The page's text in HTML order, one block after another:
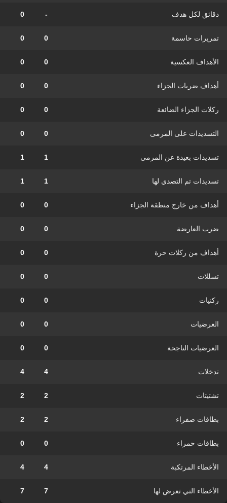
دقائق لكل هدف -
0
تمريرات حاسمة 0
0
الأهداف العكسية 0
0
أهداف ضربات الجزاء 0
0
ركلات الجزاء الضائعة 0
0
التسديدات على المرمى 0
0
تسديدات بعيدة عن المرمى 1
1
تسديدات تم التصدي لها 1
1
أهداف من خارج منطقة الجزاء 0
0
ضرب العارضة 0
0
أهداف من ركلات حرة 0
0
تسللات 0
0
ركنيات 0
0
العرضيات 0
0
العرضيات الناجحة 0
0
تدخلات 4
4
تشتيتات 2
2
بطاقات صفراء 2
2
بطاقات حمراء 0
0
الأخطاء المرتكبة 4
4
الأخطاء التي تعرض لها 7
7